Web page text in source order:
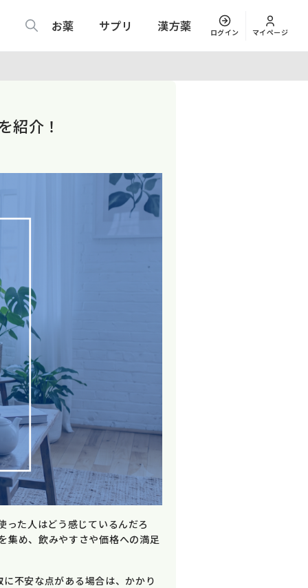
お薬 サプリ 漢方薬 ログイン マイページ
紹介！
った人はどう感じているんだろ
集め、飲みやすさや価格への満足
不安な点がある場合は、かかり